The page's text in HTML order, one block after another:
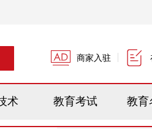
商家入驻
术 教育考试 教育